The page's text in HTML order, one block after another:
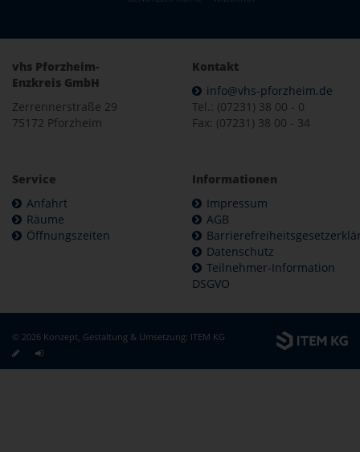
vhs Pforzheim-
Enzkreis GmbH
Zerrennerstraße 29
75172 Pforzheim
Kontakt
info@vhs-pforzheim.de
Tel.: (07231) 38 00 - 0
Fax: (07231) 38 00 - 34
Service
Anfahrt
Räume
Öffnungszeiten
Informationen
Impressum
AGB
Datenschutz
Teilnehmer-Information
DSGVO
© 2026 Konzept, Gestaltung & Umsetzung: ITEM KG